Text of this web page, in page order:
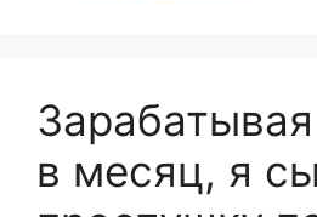
k
в месяц, я